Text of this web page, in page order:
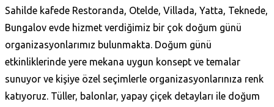
Sahilde kafede Restoranda, Otelde, Villada, Yatta, Teknede,
Bungalov evde hizmet verdiğimiz bir çok doğum günü
organizasyonlarımız bulunmakta. Doğum günü
etkinliklerinde yere mekana uygun konsept ve temalar
sunuyor ve kişiye özel seçimlerle organizasyonlarınıza renk
katıyoruz. Tüller, balonlar, yapay çiçek detayları ile doğum